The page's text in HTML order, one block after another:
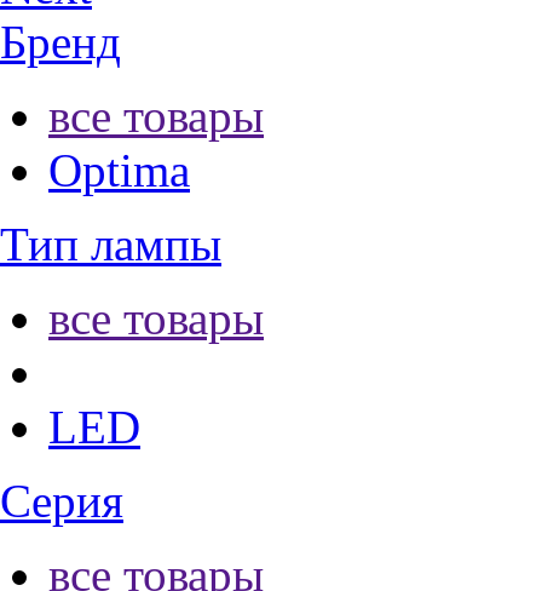
Бренд
все товары
Optima
Тип лампы
все товары
LED
Серия
все товары